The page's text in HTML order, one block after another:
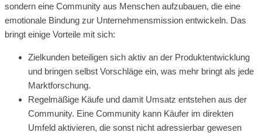
sondern eine Community aus Menschen aufzubauen, die eine
emotionale Bindung zur Unternehmensmission entwickeln. Das
bringt einige Vorteile mit sich:
Zielkunden beteiligen sich aktiv an der Produktentwicklung
und bringen selbst Vorschläge ein, was mehr bringt als jede
Marktforschung.
Regelmäßige Käufe und damit Umsatz entstehen aus der
Community. Eine Community kann Käufer im direkten
Umfeld aktivieren, die sonst nicht adressierbar gewesen